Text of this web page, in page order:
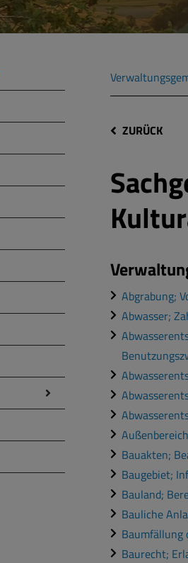
ZURÜCK
Abgrabung;
Abwasser;
Bauakten;
Baugebiet;
Bauland;
Bauliche
Baumfällung
Baurecht;